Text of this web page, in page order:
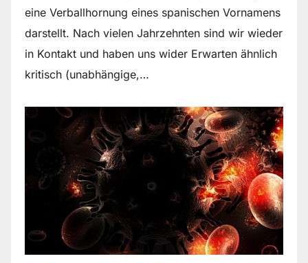
eine Verballhornung eines spanischen Vornamens
darstellt. Nach vielen Jahrzehnten sind wir wieder
in Kontakt und haben uns wider Erwarten ähnlich
kritisch (unabhängige,…